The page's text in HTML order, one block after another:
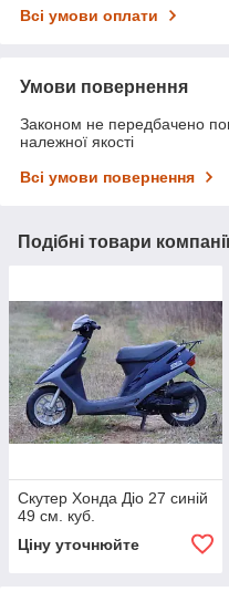
Всі умови оплати
Умови повернення
Законом не передбачено
належної якості
Всі умови повернення
Подібні товари
Скутер Хонда Діо 27 синій
49 см. куб.
Ціну уточнюйте